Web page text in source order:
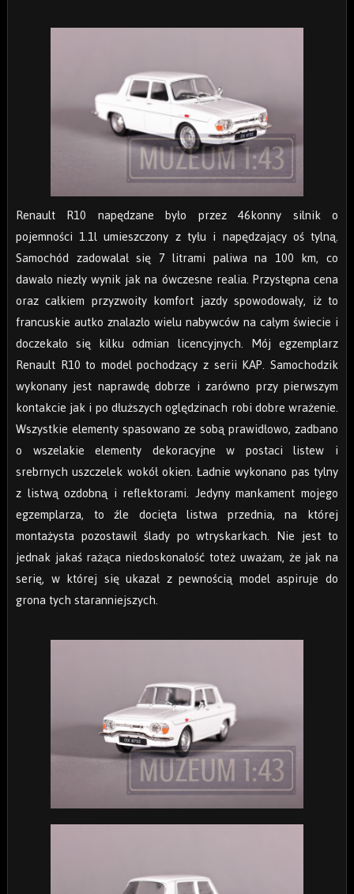
Renault R10 napędzane było przez 46konny silnik o
pojemności 1.1l umieszczony z tyłu i napędzający oś tylną.
Samochód zadowalał się 7 litrami paliwa na 100 km, co
dawało niezły wynik jak na ówczesne realia. Przystępna cena
oraz całkiem przyzwoity komfort jazdy spowodowały, iż to
francuskie autko znalazło wielu nabywców na całym świecie i
doczekało się kilku odmian licencyjnych. Mój egzemplarz
Renault R10 to model pochodzący z serii KAP. Samochodzik
wykonany jest naprawdę dobrze i zarówno przy pierwszym
kontakcie jak i po dłuższych oględzinach robi dobre wrażenie.
Wszystkie elementy spasowano ze sobą prawidłowo, zadbano
o wszelakie elementy dekoracyjne w postaci listew i
srebrnych uszczelek wokół okien. Ładnie wykonano pas tylny
z listwą ozdobną i reflektorami. Jedyny mankament mojego
egzemplarza, to źle docięta listwa przednia, na której
montażysta pozostawił ślady po wtryskarkach. Nie jest to
jednak jakaś rażąca niedoskonałość toteż uważam, że jak na
serię, w której się ukazał z pewnością model aspiruje do
grona tych staranniejszych.